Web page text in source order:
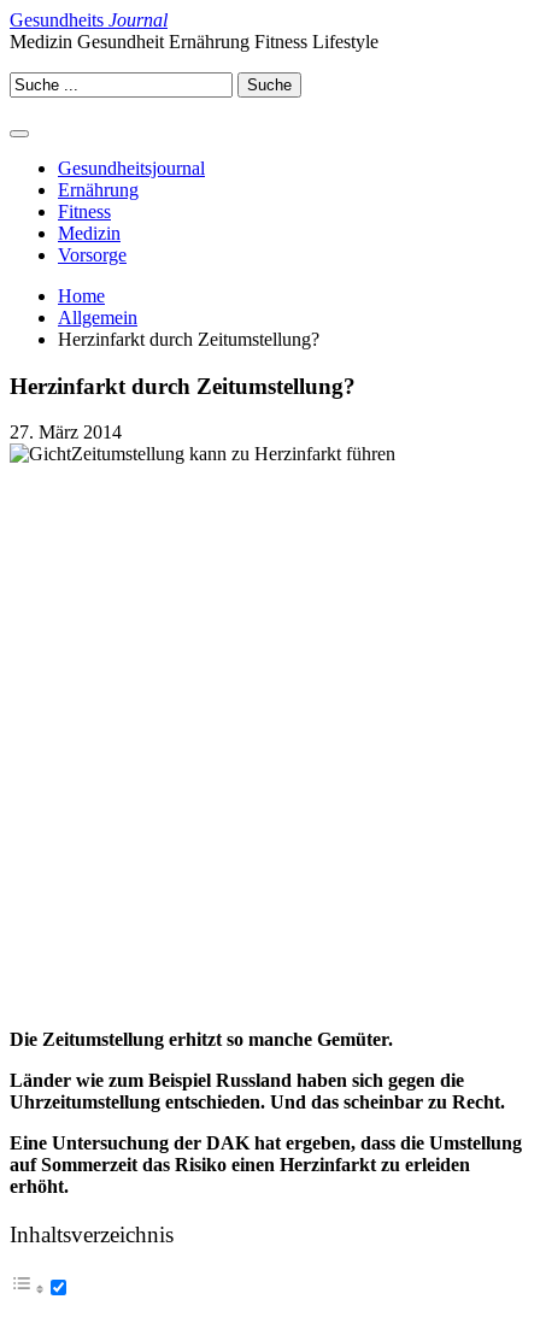
Gesundheits Journal
Medizin Gesundheit Ernährung Fitness Lifestyle
Gesundheitsjournal
Ernährung
Fitness
Medizin
Vorsorge
Home
Allgemein
Herzinfarkt durch Zeitumstellung?
Herzinfarkt durch Zeitumstellung?
27. März 2014
Zeitumstellung kann zu Herzinfarkt führen
Die Zeitumstellung erhitzt so manche Gemüter.
Länder wie zum Beispiel Russland haben sich gegen die
Uhrzeitumstellung entschieden. Und das scheinbar zu Recht.
Eine Untersuchung der DAK hat ergeben, dass die Umstellung
auf Sommerzeit das Risiko einen Herzinfarkt zu erleiden
erhöht.
Inhaltsverzeichnis